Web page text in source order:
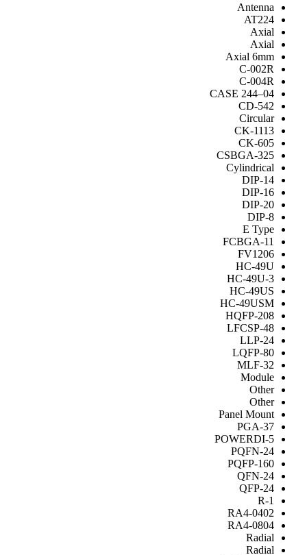
Axial
C-
C-
CASE
CD-
CK-
CK-
CSBGA-
FCBGA-
HC-
HC-
HC-
HC-
HQFP-
LLP-
Panel
PQFP-
RA4-
RA4-